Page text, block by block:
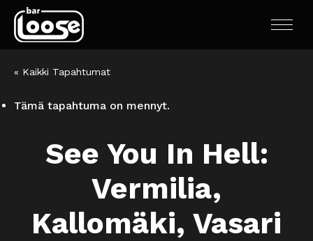
« Kaikki Tapahtumat
Tämä tapahtuma on mennyt.
See You In Hell:
Vermilia,
Kallomäki, Vasari